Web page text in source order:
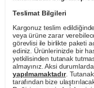
Teslimat Bilgileri
Kargonuz teslim
veya ürüne zarar
görevlisi ile birlikte paketi
ediniz. Ürünlerinizde bir
yetkilisinden tutanak
almayınız. Aksi
yapılmamaktadır.
tarafından bize